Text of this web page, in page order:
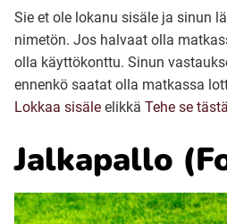
Suomi (Finska)
Meänkieli
Åarjelsaemiengïele
Sie et ole lokanu sisäle ja sinun
nimetön. Jos halvaat olla
olla käyttökonttu. Sinun
ennenkö saatat olla matkassa
Lokkaa sisäle elikkä Tehe se tästä
Jalkapallo